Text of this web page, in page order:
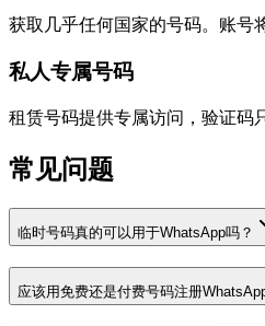
获取几乎任何国家的号码。账号
私人专属号码
租赁号码提供专属访问，验证码
常见问题
临时号码真的可以用于WhatsApp吗？
应该用免费还是付费号码注册